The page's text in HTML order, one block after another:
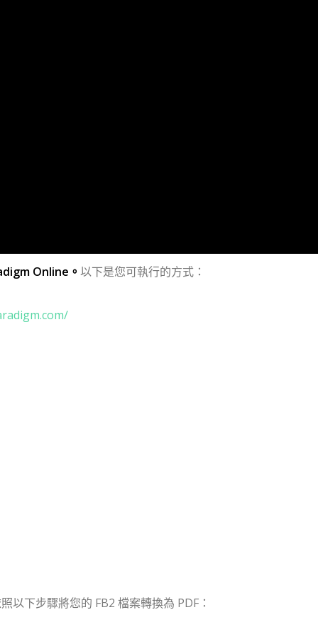
Online。 以下是您可執行的方式：
下步驟將您的 FB2 檔案轉換為 PDF：